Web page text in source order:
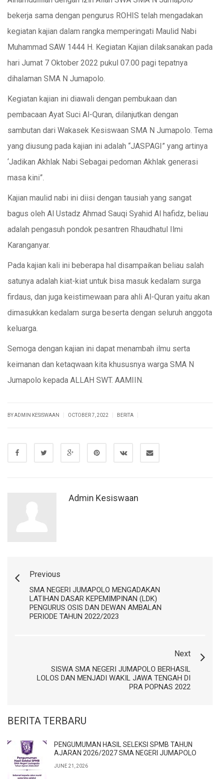
bekerja sama dengan pengurus ROHIS telah mengadakan
kegiatan kajian dalam rangka memperingati Maulid Nabi
Muhammad SAW 1444 H. Kegiatan Kajian dilaksanakan pada
hari Jumat 7 Oktober 2022 pukul 07.00 pagi tepatnya
dihalaman SMA N Jumapolo.
Kegiatan kajian ini diawali dengan pembukaan dan
pembacaan Ayat Suci Al-Quran, dilanjutkan dengan
sambutan dari Wakasek Kesiswaan SMA N Jumapolo. Tema
yang diusung pada kajian ini adalah “JASPAGI” yang artinya
‘Jadikan Akhlak Nabi Sebagai pedoman Akhlak generasi
masa kini”.
Kajian maulid nabi ini diisi dengan tausiah yang sangat
bagus oleh Al Ustadz Ahmad Sauqi Syahid Al hafidz, beliau
adalah pengasuh pondok pesantren Rhaudhatul Ilmi
Karanganyar.
Pada kajian kali ini beberapa hal disampaikan beliau salah
satunya adalah kiat-kiat untuk bisa masuk kedalam surga
firdaus, dan juga keistimewaan para ahli Al-Quran yaitu akan
dimasukkan kedalam surga beserta dengan seluruh anggota
keluarga.
Semoga dengan kajian ini dapat menambah ilmu serta
keimanan dan ketaqwaan kita khususnya warga SMA N
Jumapolo kepada ALLAH SWT. AAMIIN.
BY ADMIN KESISWAAN OCTOBER 7, 2022 BERITA
Admin Kesiswaan
Previous
SMA NEGERI JUMAPOLO MENGADAKAN
LATIHAN DASAR KEPEMIMPINAN (LDK)
PENGURUS OSIS DAN DEWAN AMBALAN
PERIODE TAHUN 2022/2023
Next
SISWA SMA NEGERI JUMAPOLO BERHASIL
LOLOS DAN MENJADI WAKIL JAWA TENGAH DI
PRA POPNAS 2022
BERITA TERBARU
PENGUMUMAN HASIL SELEKSI SPMB TAHUN
AJARAN 2026/2027 SMA NEGERI JUMAPOLO
JUNE 21, 2026